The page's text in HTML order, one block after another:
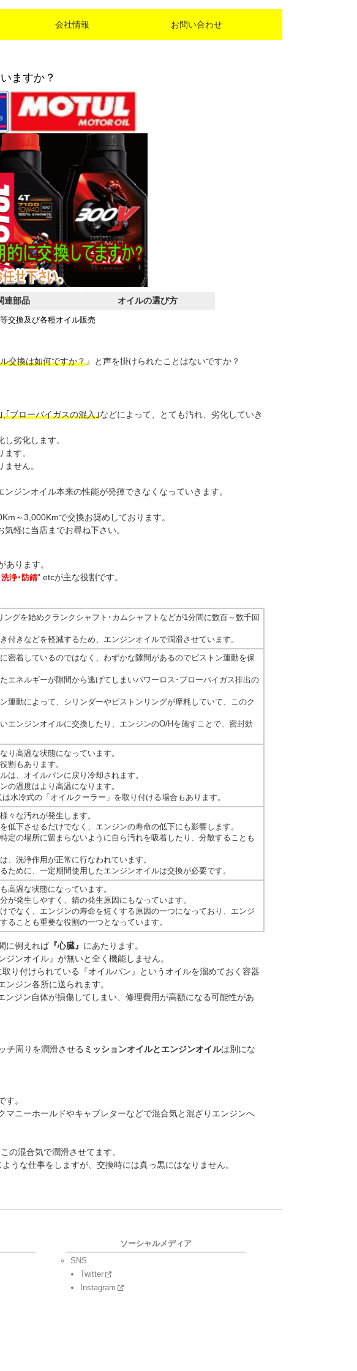
会社情報 お問い合わせ
ますか？
連部品 オイルの選び方
交換及び各種オイル販売
交換は如何ですか？』と声を掛けられたことはないですか？
,｢ブローバイガスの混入｣などによって、とても汚れ、劣化していき
劣化します。
す。
せん。
ジンオイル本来の性能が発揮できなくなっていきます。
～3,000Kmで交換お奨めしております。
軽に当店までお尋ね下さい。
ります。
浄･防錆" etcが主な役割です。
グを始めクランクシャフト･カムシャフトなどが1分間に数百～数千回
付きなどを軽減するため、エンジンオイルで潤滑させています。
密着しているのではなく、わずかな隙間があるのでピストン運動を保
エネルギーが隙間から逃げてしまいパワーロス･ブローバイガス排出の
運動によって、シリンダーやピストンリングが摩耗していて、このク
エンジンオイルに交換したり、エンジンのO/Hを施すことで、密封効
り高温な状態になっています。
割もあります。
は、オイルパンに戻り冷却されます。
の温度はより高温になります。
水冷式の「オイルクーラー」を取り付ける場合もあります。
々な汚れが発生します。
低下させるだけでなく、エンジンの寿命の低下にも影響します。
定の場所に留まらないように自ら汚れを吸着したり、分散することも
、洗浄作用が正常に行なわれています。
ために、一定期間使用したエンジンオイルは交換が必要です。
高温な状態になっています。
が発生しやすく、錆の発生原因にもなっています。
でなく、エンジンの寿命を短くする原因の一つになっており、エンジ
ることも重要な役割の一つとなっています。
に例えれば 『心臓』 にあたります。
ンオイル』が無いと全く機能しません。
り付けられている『オイルパン』というオイルを溜めておく容器
ジン各所に送られます。
ジン自体が損傷してしまい、修理費用が高額になる可能性があ
チ周りを潤滑させる ミッションオイルとエンジンオイルは別にな
す。
ニーホールドやキャブレターなどで混合気と混ざりエンジンへ
の混合気で潤滑させてます。
うな仕事をしますが、交換時には真っ黒にはなりません。
ソーシャルメディア
SNS
Twitter
Instagram